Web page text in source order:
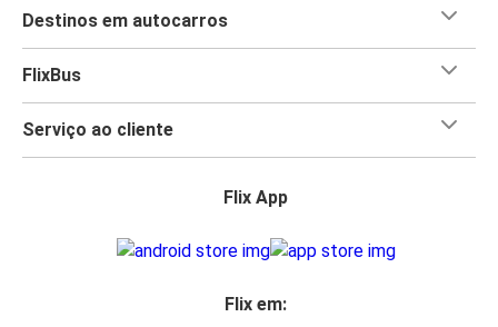
Destinos em autocarros
FlixBus
Serviço ao cliente
Flix App
Flix em: